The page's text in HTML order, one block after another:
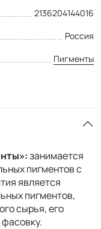
2136204144016
Россия
Пигменты
занимается
пигментов с
является
пигментов,
сырья, его